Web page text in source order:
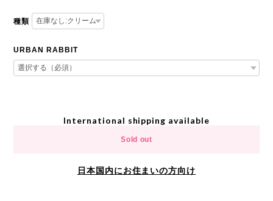
種類
URBAN RABBIT
International shipping available
Sold out
日本国内にお住まいの方向け